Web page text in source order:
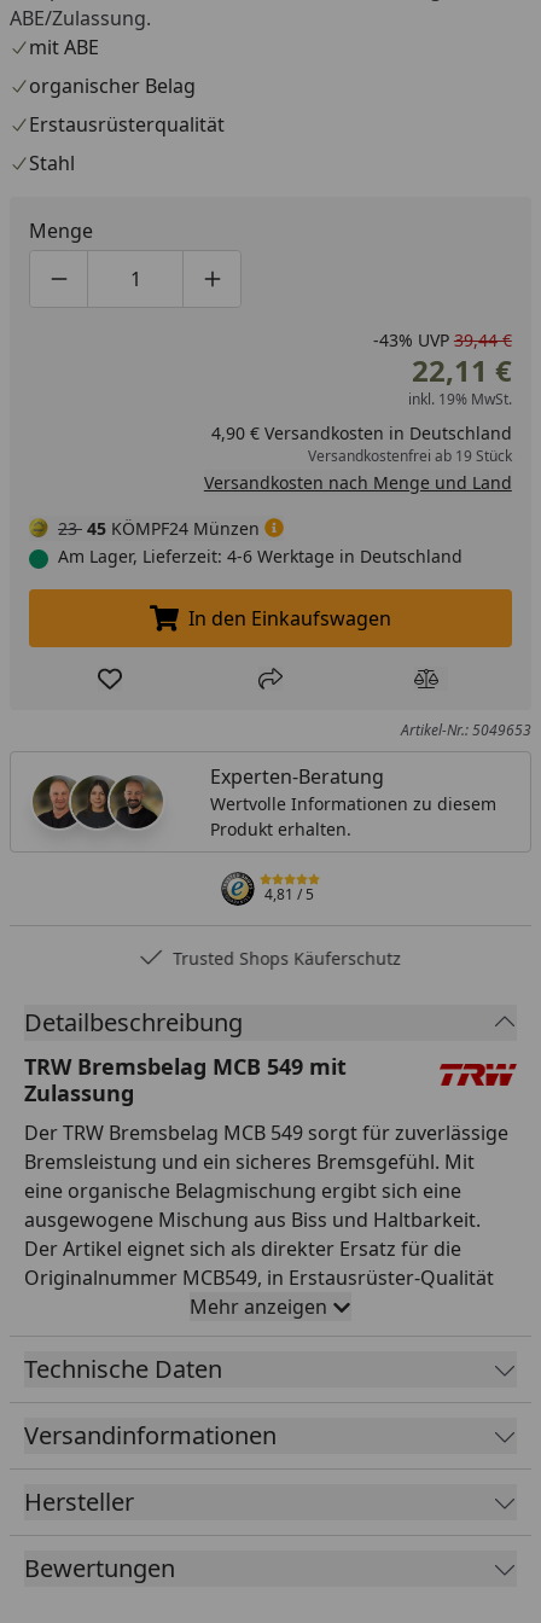
ABE/Zulassung.
mit ABE
organischer Belag
Erstausrüsterqualität
Stahl
Menge
Produktmenge um eins verringern
Produktmenge manuell eingeben
Produktmenge um eins erhöhen
-43% UVP 39,44 €
22,11 €
inkl. 19% MwSt.
4,90 € Versandkosten in Deutschland
Versandkostenfrei ab 19 Stück
Versandkosten nach Menge und Land
23 45 KÖMPF24 Münzen
Am Lager, Lieferzeit: 4-6 Werktage in Deutschland
In den Einkaufswagen legen
In den Einkaufswagen
Produkt zur Wunschliste hinzufügen
Teilen Produkt
Artikel-Nr.: 5049653
Experten-Beratung
Wertvolle Informationen zu diesem
Produkt erhalten.
4,81/ 5
Trusted Shops Käuferschutz
Detailbeschreibung
TRW Bremsbelag MCB 549 mit
Zulassung
Der TRW Bremsbelag MCB 549 sorgt für zuverlässige
Bremsleistung und ein sicheres Bremsgefühl. Mit
eine organische Belagmischung ergibt sich eine
ausgewogene Mischung aus Biss und Haltbarkeit.
Der Artikel eignet sich als direkter Ersatz für die
Originalnummer MCB549, in Erstausrüster-Qualität
und passt für die entsprechenden Modelle laut TRW-
Anwendungsliste. Die ABE sorgt für einen legalen und
unkomplizierten Einsatz im öffentlichen
hochwertige Motorrad-Ersatzteile mit Erstausrüster-
Anspruch. Gerade bei sicherheitsrelevanten Teilen
Verlassen Sie sich auf geprüfte Komponenten, die im
täglichen Einsatz überzeugen. So stellen Sie die
Sicherheit und Funktion Ihres Motorrads zuverlässig
Mehr anzeigen
Technische Daten
Versandinformationen
Hersteller
Bewertungen